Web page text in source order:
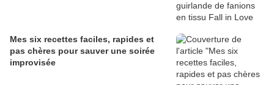
Mes six recettes faciles, rapides et
pas chères pour sauver une soirée
improvisée